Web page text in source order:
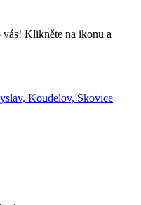
vás! Klikněte na ikonu a
Koudelov, Skovice